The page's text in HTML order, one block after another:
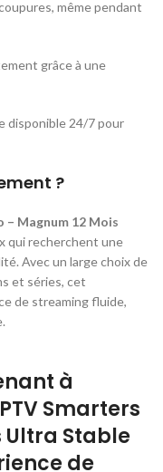
même pendant
grâce à une
disponible 24/7 pour
?
– Magnum 12 Mois
qui recherchent une
Avec un large choix de
et séries, cet
de streaming fluide,
à
Smarters
Ultra Stable
de